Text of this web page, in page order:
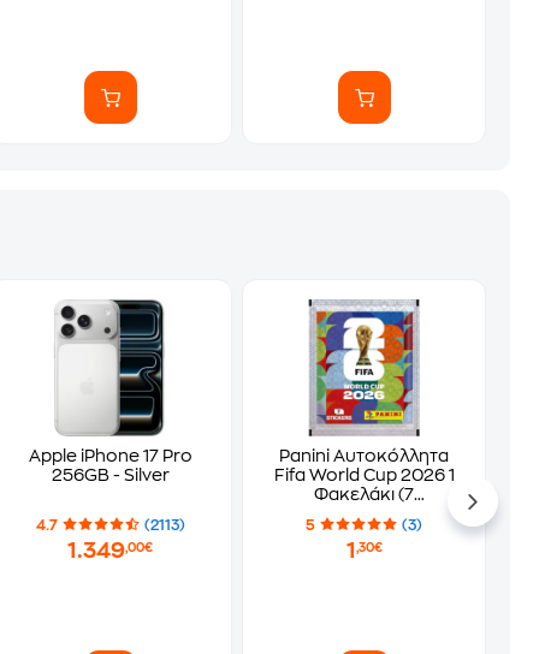
Apple iPhone 17 Pro
256GB - Silver
4.7 (2113)
1.349,00€
Panini Αυτοκόλλητα
Fifa World Cup 2026 1
Φακελάκι (7
Αυτοκόλλητα)
5 (3)
1 ,30€